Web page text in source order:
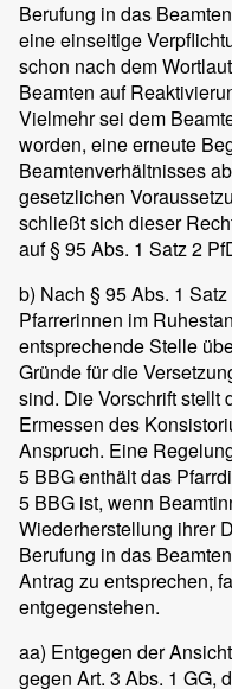
Berufung in das
eine einseitige
schon nach dem
Beamten auf
Vielmehr sei dem
worden, eine erneute
Beamtenverhältnisses
gesetzlichen
schließt sich dieser
auf § 95 Abs. 1 Satz 2
b) Nach § 95 Abs. 1
Pfarrerinnen im
entsprechende Stelle
Gründe für die
sind. Die Vorschrift stellt
Ermessen des
Anspruch. Eine
5 BBG enthält das
5 BBG ist, wenn
Wiederherstellung ihrer
Berufung in das
Antrag zu entsprechen,
entgegenstehen.
aa) Entgegen der
gegen Art. 3 Abs. 1 GG,